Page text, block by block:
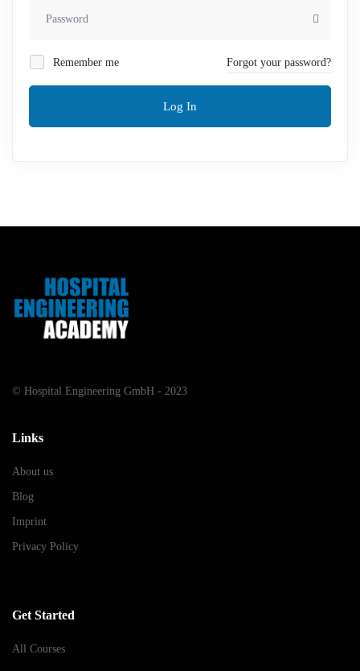
Remember me Forgot your password?
Log In
© Hospital Engineering GmbH - 2023
Links
About us
Blog
Imprint
Privacy Policy
Get Started
All Courses